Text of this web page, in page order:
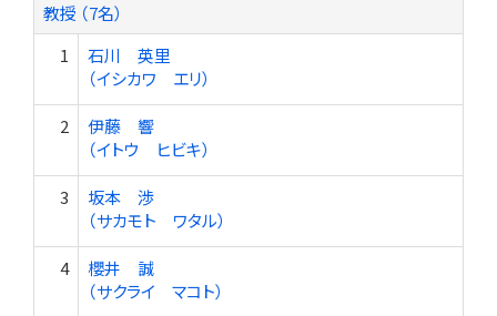
教授 （7名）
1
石川 英里
（イシカワ エリ）
2
伊藤 響
（イトウ ヒビキ）
3
坂本 渉
（サカモト ワタル）
4
櫻井 誠
（サクライ マコト）